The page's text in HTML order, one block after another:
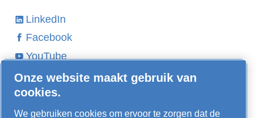
LinkedIn
Facebook
YouTube
Ontdek meer
Onze website maakt gebruik van
cookies.
We gebruiken cookies om ervoor te zorgen dat de